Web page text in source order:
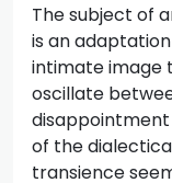
The subject of
is an
intimate image
oscillate
of the
transience